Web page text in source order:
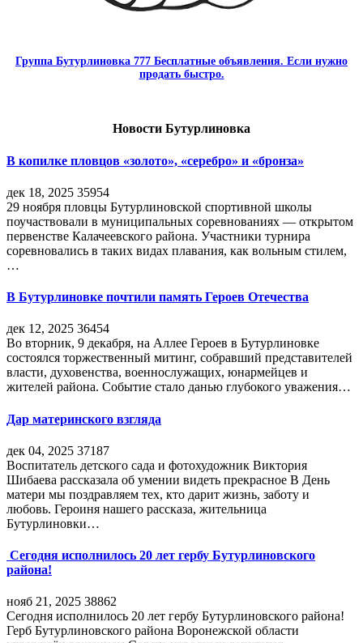
Группа Бутурлиновка 777 Бесплатные объявления. Если нужно
продать быстро.
Новости Бутурлиновка
В копилке пловцов «золото», «серебро» и «бронза»
дек 18, 2025 35954
29 ноября пловцы Бутурлиновской спортивной школы
поучаствовали в муниципальных соревнованиях — открытом
первенстве Калачеевского района. Участники турнира
соревновались в таких видах плавания, как вольным стилем,
…
В Бутурлиновке почтили память Героев Отечества
дек 12, 2025 36454
Во вторник, 9 декабря, на Аллее Героев в Бутурлиновке
состоялся торжественный митинг, собравший представителей
власти, духовенства, военнослужащих, юнармейцев и
жителей района. Событие стало данью глубокого уважения…
Дар материнского взгляда
дек 04, 2025 37187
Воспитатель детского сада и фотохудожник Виктория
Шибаева рассказала об умении видеть прекрасное В День
матери мы поздравляем тех, кто дарит жизнь, заботу и
любовь. Героиня нашего рассказа, жительница
Бутурлиновки…
Сегодня исполнилось 20 лет гербу Бутурлиновского
района!
нояб 21, 2025 38862
Сегодня исполнилось 20 лет гербу Бутурлиновского района!
Герб Бутурлиновского района Воронежской области